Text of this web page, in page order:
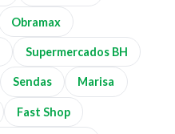
Obramax
Supermercados BH
Sendas Marisa
Fast Shop